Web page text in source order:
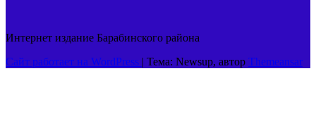
Интернет издание Барабинского района
Сайт работает на WordPress | Тема: Newsup, автор Themeansar